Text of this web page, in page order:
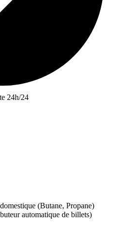
24h/24
(Butane, Propane)
automatique de billets)